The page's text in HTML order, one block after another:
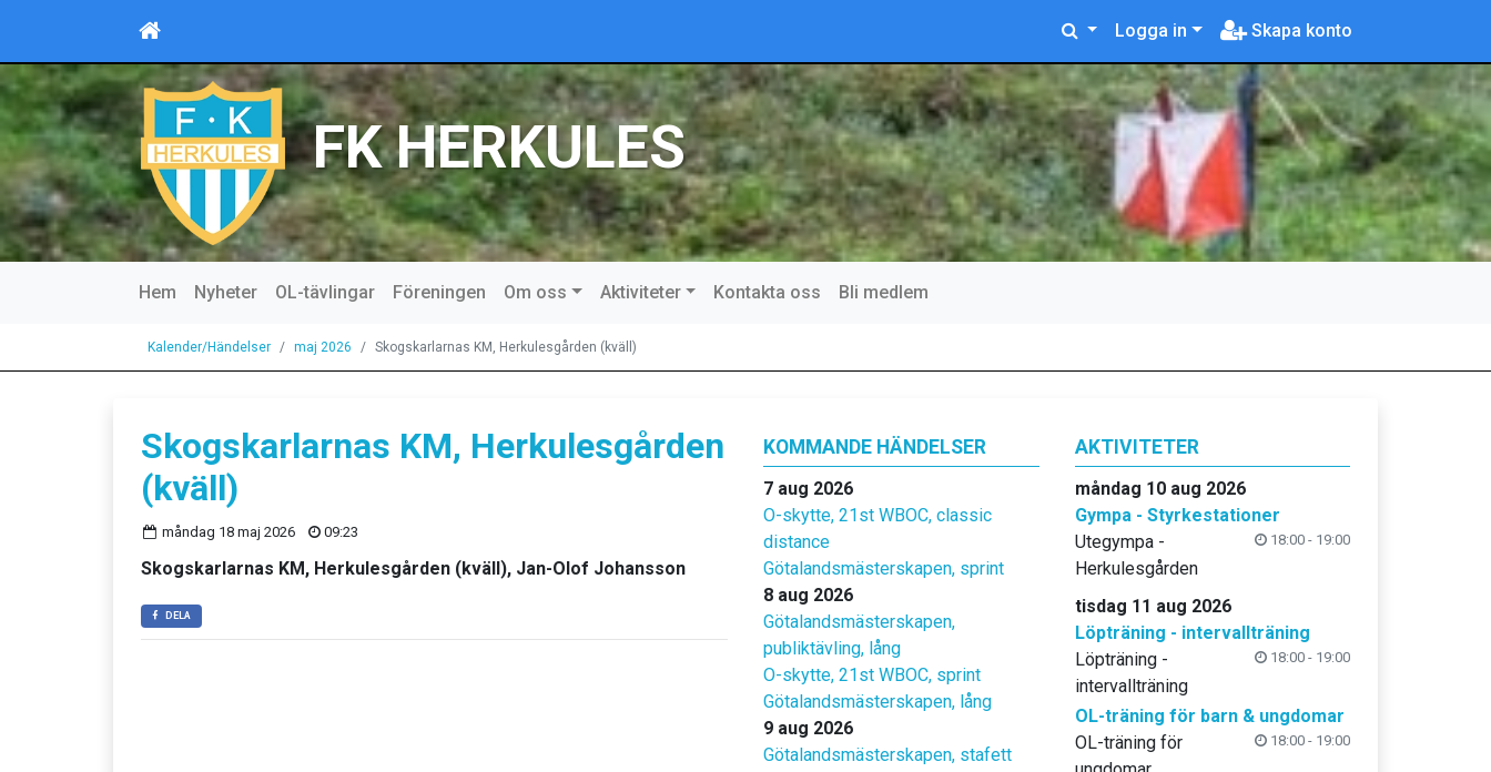
Logga in Skapa konto
FK HERKULES
Hem Nyheter OL-tävlingar Föreningen Om oss Aktiviteter Kontakta oss Bli medlem
Kalender/Händelser maj 2026 Skogskarlarnas KM, Herkulesgården (kväll)
KOMMANDE HÄNDELSER
7 aug 2026
O-skytte, 21st WBOC, classic
distance
Götalandsmästerskapen, sprint
8 aug 2026
Götalandsmästerskapen,
publiktävling, lång
O-skytte, 21st WBOC, sprint
Götalandsmästerskapen, lång
9 aug 2026
Götalandsmästerskapen, stafett
Skogskarlarnas KM, Herkulesgården
(kväll)
måndag 18 maj 2026 09:23
Skogskarlarnas KM, Herkulesgården (kväll), Jan-Olof Johansson
DELA
AKTIVITETER
måndag 10 aug 2026
Gympa - Styrkestationer
18:00 - 19:00
Utegympa -
Herkulesgården
tisdag 11 aug 2026
Löpträning - intervallträning
18:00 - 19:00
Löpträning -
intervallträning
OL-träning för barn & ungdomar
18:00 - 19:00
OL-träning för